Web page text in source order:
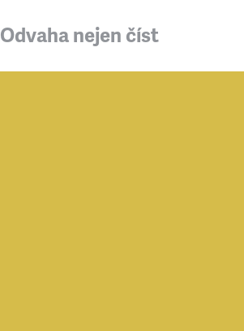
Odvaha nejen číst